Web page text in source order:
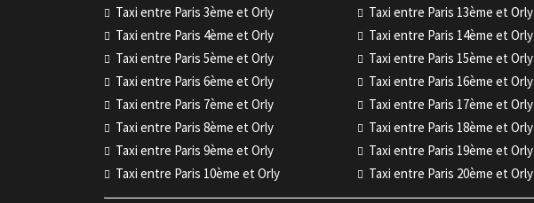
Taxi entre Paris 3ème et Orly
Taxi entre Paris 4ème et Orly
Taxi entre Paris 5ème et Orly
Taxi entre Paris 6ème et Orly
Taxi entre Paris 7ème et Orly
Taxi entre Paris 8ème et Orly
Taxi entre Paris 9ème et Orly
Taxi entre Paris 10ème et Orly
Taxi entre Paris 13ème et Orly
Taxi entre Paris 14ème et Orly
Taxi entre Paris 15ème et Orly
Taxi entre Paris 16ème et Orly
Taxi entre Paris 17ème et Orly
Taxi entre Paris 18ème et Orly
Taxi entre Paris 19ème et Orly
Taxi entre Paris 20ème et Orly